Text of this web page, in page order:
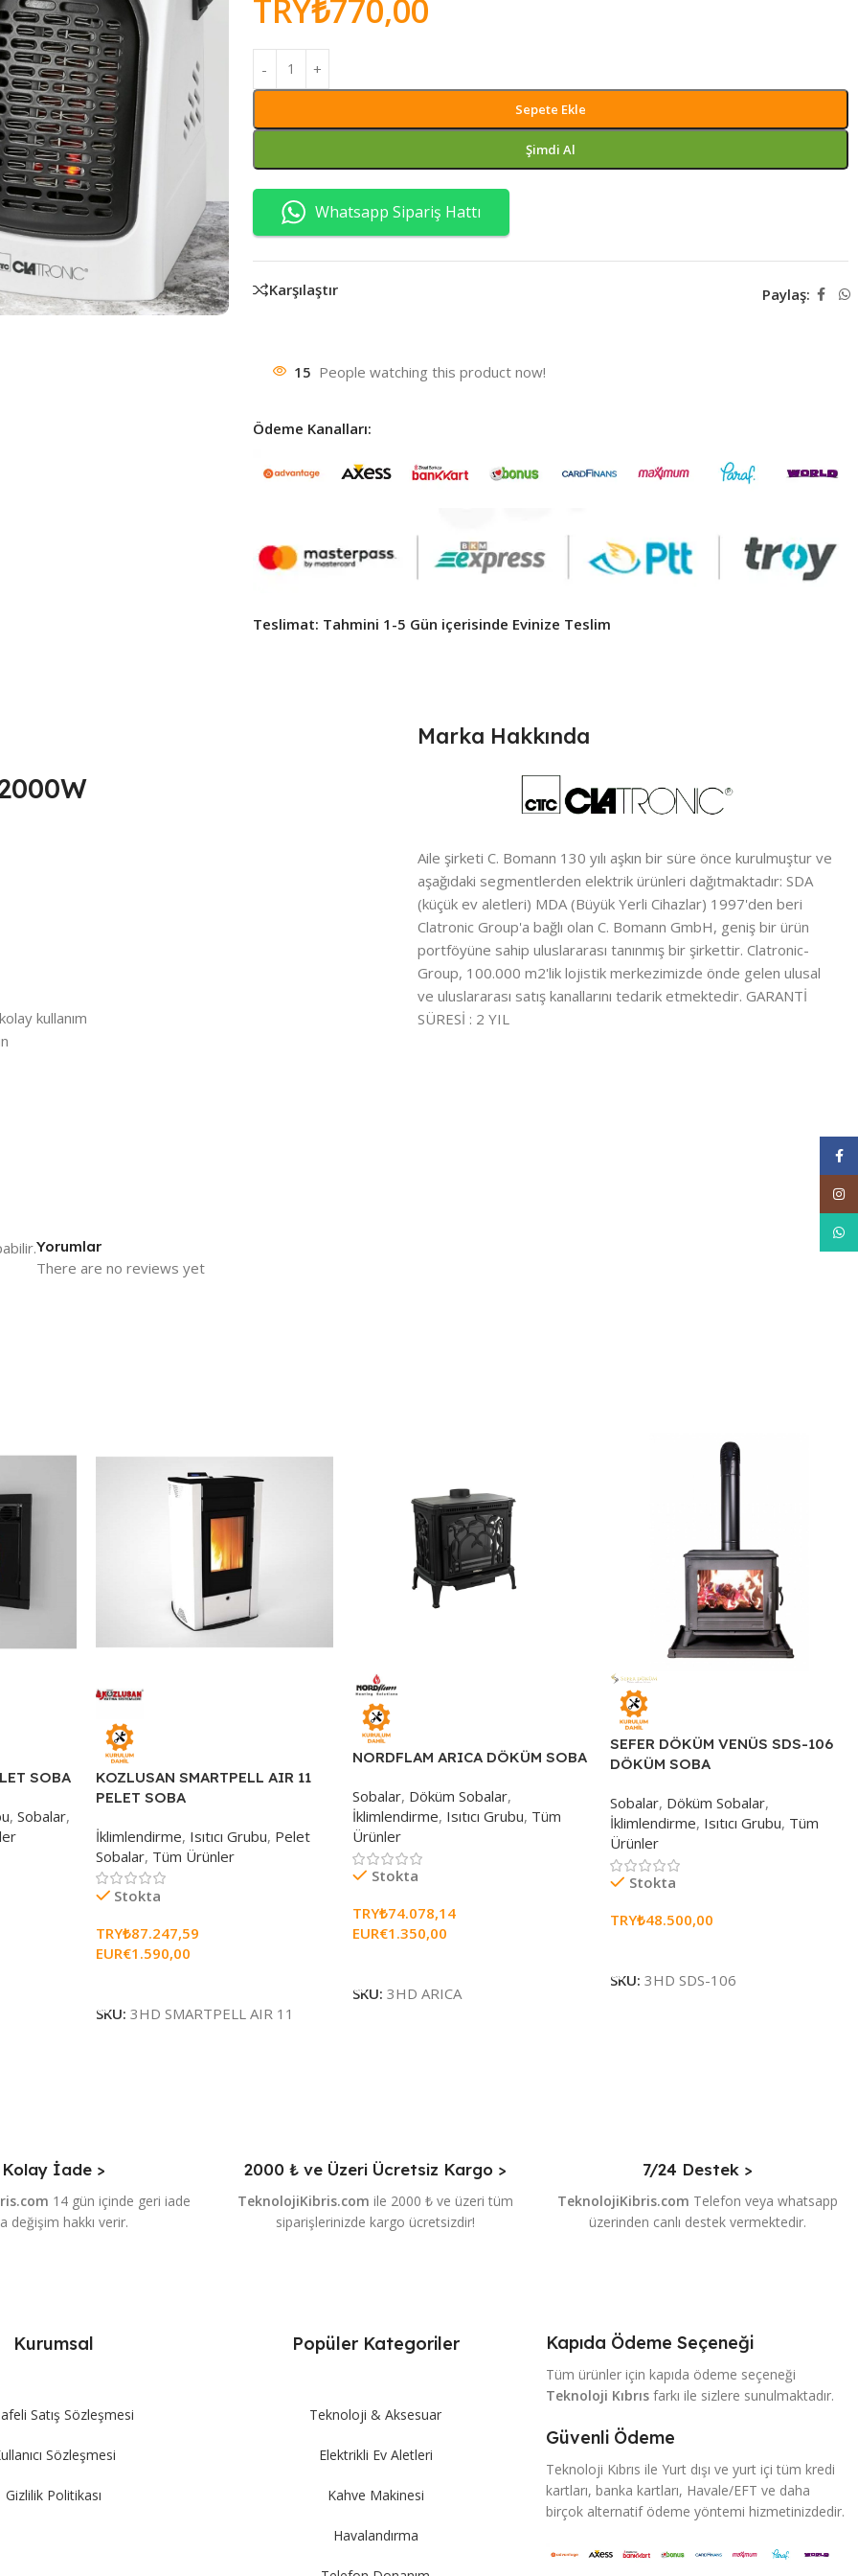
TRY₺770,00
Sepete Ekle
Şimdi Al
Whatsapp Sipariş Hattı
Karşılaştır Paylaş:
15 People watching this product now!
Ödeme Kanalları:
Teslimat: Tahmini 1-5 Gün içerisinde Evinize Teslim ​
kullanım
Marka Hakkında
Aile şirketi C. Bomann 130 yılı aşkın bir süre önce kurulmuştur ve
aşağıdaki segmentlerden elektrik ürünleri dağıtmaktadır: SDA
(küçük ev aletleri) MDA (Büyük Yerli Cihazlar) 1997'den beri
Clatronic Group'a bağlı olan C. Bomann GmbH, geniş bir ürün
portföyüne sahip uluslararası tanınmış bir şirkettir. Clatronic-
Group, 100.000 m2'lik lojistik merkezimizde önde gelen ulusal
ve uluslararası satış kanallarını tedarik etmektedir. GARANTİ
SÜRESİ : 2 YIL
Yorumlar
There are no reviews yet
SOBA
, Sobalar,
KOZLUSAN SMARTPELL AIR 11
PELET SOBA
İklimlendirme, Isıtıcı Grubu, Pelet
Sobalar, Tüm Ürünler
Stokta
TRY₺87.247,59
EUR€1.590,00
SKU: 3HD SMARTPELL AIR 11
NORDFLAM ARICA DÖKÜM SOBA
Sobalar, Döküm Sobalar,
İklimlendirme, Isıtıcı Grubu, Tüm
Ürünler
Stokta
TRY₺74.078,14
EUR€1.350,00
SKU:3HD ARICA
SEFER DÖKÜM VENÜS SDS-106
DÖKÜM SOBA
Sobalar, Döküm Sobalar,
İklimlendirme, Isıtıcı Grubu, Tüm
Ürünler
Stokta
TRY₺48.500,00
SKU:3HD SDS-106
Kolay İade >
14 gün içinde geri iade
değişim hakkı verir.
2000 ₺ ve Üzeri Ücretsiz Kargo >
TeknolojiKibris.com ile 2000 ₺ ve üzeri tüm
siparişlerinizde kargo ücretsizdir!
7/24 Destek >
TeknolojiKibris.com Telefon veya whatsapp
üzerinden canlı destek vermektedir.
Kurumsal
Satış Sözleşmesi
Sözleşmesi
Gizlilik Politikası
Popüler Kategoriler
Teknoloji & Aksesuar
Elektrikli Ev Aletleri
Kahve Makinesi
Havalandırma
Kapıda Ödeme Seçeneği
Tüm ürünler için kapıda ödeme seçeneği
Teknoloji Kıbrıs farkı ile sizlere sunulmaktadır.
Güvenli Ödeme
Teknoloji Kıbrıs ile Yurt dışı ve yurt içi tüm kredi
kartları, banka kartları, Havale/EFT ve daha
birçok alternatif ödeme yöntemi hizmetinizdedir.